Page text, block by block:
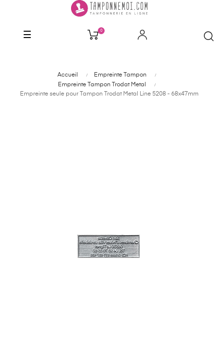
Basculer
☰ 0
Accueil
Empreinte Tampon
Empreinte Tampon Trodat Metal
Empreinte seule pour Tampon Trodat Metal Line 5208 - 68x47mm